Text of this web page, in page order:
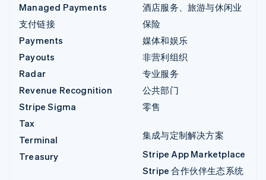
Managed Payments
支付链接
Payments
Payouts
Radar
Revenue Recognition
Stripe Sigma
Tax
Terminal
Treasury
酒店服务、旅游与休闲业
保险
媒体和娱乐
非营利组织
专业服务
公共部门
零售
集成与定制解决方案
Stripe App Marketplace
Stripe 合作伙伴生态系统